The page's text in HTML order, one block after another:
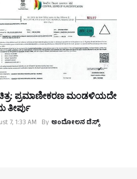
ಪ್ರಮಾಣೀಕರಣ ಮಂಡಳಿಯದೇ
ತೀರ್ಪು
7, 1:33 AM By ಆಂದೋಲನ ಡೆಸ್ಕ್